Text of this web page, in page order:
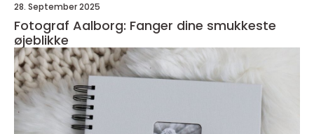
28. September 2025
Fotograf Aalborg: Fanger dine smukkeste
øjeblikke